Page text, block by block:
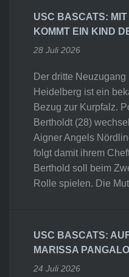
USC BASCATS:
KOMMT EIN KIND
28 Juli 2026
Der dritte
Heidelberg ist ein
Bezug zur Kurpfalz.
Bertholdt (28)
Aigner Angels
folgt damit ihrem
Berthold soll beim
Rolle spielen. Die
USC BASCATS:
MARISSA
24 Juli 2026